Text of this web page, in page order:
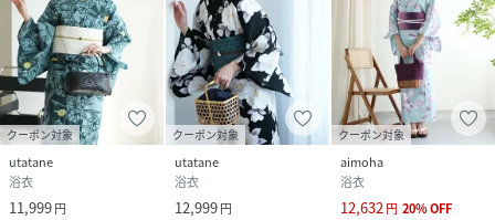
クーポン対象
utatane
浴衣
11,999円
クーポン対象
utatane
浴衣
12,999円
クーポン対象
aimoha
浴衣
12,632円 20%OFF